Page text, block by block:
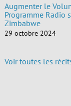
Augmenter le
Programme Radio
Zimbabwe
29 octobre 2024
Voir toutes les